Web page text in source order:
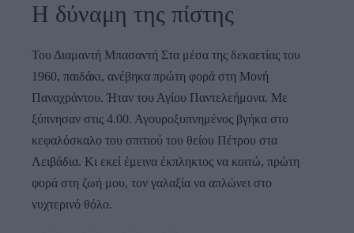
Η δύναμη της πίστης
Του Διαμαντή Μπασαντή Στα μέσα της δεκαετίας του
1960, παιδάκι, ανέβηκα πρώτη φορά στη Μονή
Παναχράντου. Ήταν του Αγίου Παντελεήμονα. Με
ξύπνησαν στις 4.00. Αγουροξυπνημένος βγήκα στο
κεφαλόσκαλο του σπιτιού του θείου Πέτρου στα
Λειβάδια. Κι εκεί έμεινα έκπληκτος να κοιτώ, πρώτη
φορά στη ζωή μου, τον γαλαξία να απλώνει στο
νυχτερινό θόλο.